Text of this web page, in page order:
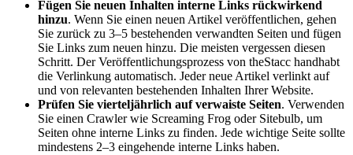
Fügen Sie neuen Inhalten interne Links rückwirkend
hinzu. Wenn Sie einen neuen Artikel veröffentlichen, gehen
Sie zurück zu 3–5 bestehenden verwandten Seiten und fügen
Sie Links zum neuen hinzu. Die meisten vergessen diesen
Schritt. Der Veröffentlichungsprozess von theStacc handhabt
die Verlinkung automatisch. Jeder neue Artikel verlinkt auf
und von relevanten bestehenden Inhalten Ihrer Website.
Prüfen Sie vierteljährlich auf verwaiste Seiten. Verwenden
Sie einen Crawler wie Screaming Frog oder Sitebulb, um
Seiten ohne interne Links zu finden. Jede wichtige Seite sollte
mindestens 2–3 eingehende interne Links haben.